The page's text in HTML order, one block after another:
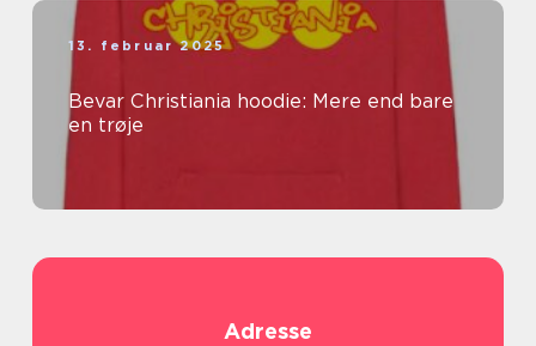
13. februar 2025
Bevar Christiania hoodie: Mere end bare
en trøje
Adresse